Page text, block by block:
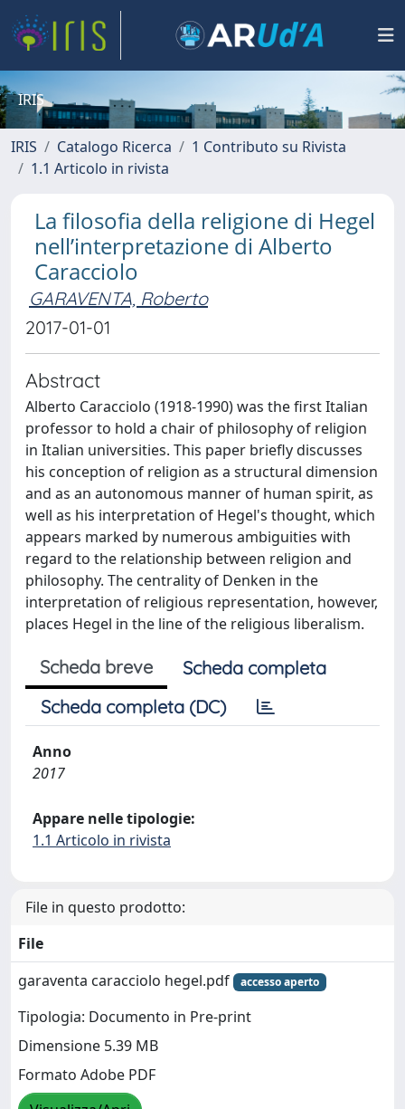
IRIS
IRIS Catalogo Ricerca
1 Contributo su Rivista
1.1 Articolo in rivista
La filosofia della religione di Hegel
nell’interpretazione di Alberto
Caracciolo
GARAVENTA, Roberto
2017-01-01
Abstract
Alberto Caracciolo (1918-1990) was the first Italian
professor to hold a chair of philosophy of religion
in Italian universities. This paper briefly discusses
his conception of religion as a structural dimension
and as an autonomous manner of human spirit, as
well as his interpretation of Hegel's thought, which
appears marked by numerous ambiguities with
regard to the relationship between religion and
philosophy. The centrality of Denken in the
interpretation of religious representation, however,
places Hegel in the line of the religious liberalism.
Scheda breve
Scheda completa
Scheda completa (DC)
Anno
2017
Appare nelle tipologie:
1.1 Articolo in rivista
File in questo prodotto:
File
garaventa caracciolo hegel.pdf
accesso aperto
Tipologia: Documento in Pre-print
Dimensione 5.39 MB
Formato Adobe PDF